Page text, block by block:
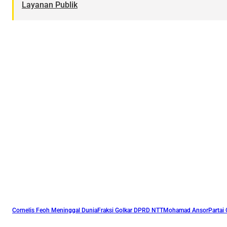
Layanan Publik
Cornelis Feoh Meninggal DuniaFraksi Golkar DPRD NTTMohamad AnsorPartai